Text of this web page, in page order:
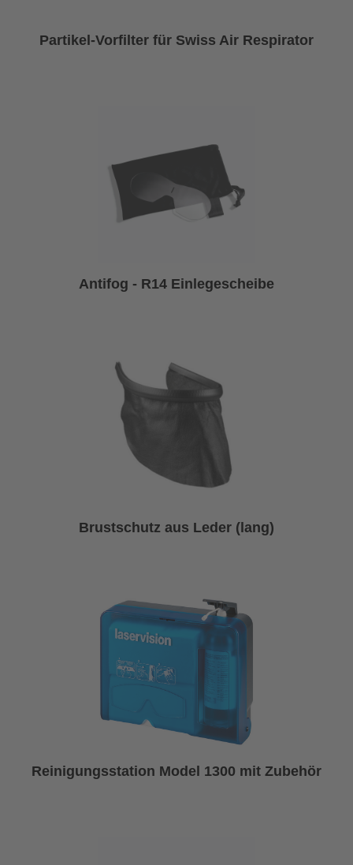
Partikel-Vorfilter für Swiss Air Respirator
Antifog - R14 Einlegescheibe
Brustschutz aus Leder (lang)
Reinigungsstation Model 1300 mit Zubehör